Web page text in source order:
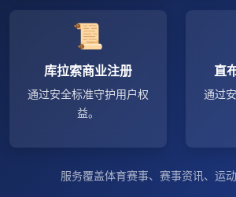
📜
库拉索商业注册
通过安全标准守护用户权
益。
直
通过
服务覆盖体育赛事、赛事资讯、运